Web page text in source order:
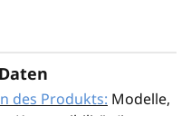
des Produkts: Modelle,